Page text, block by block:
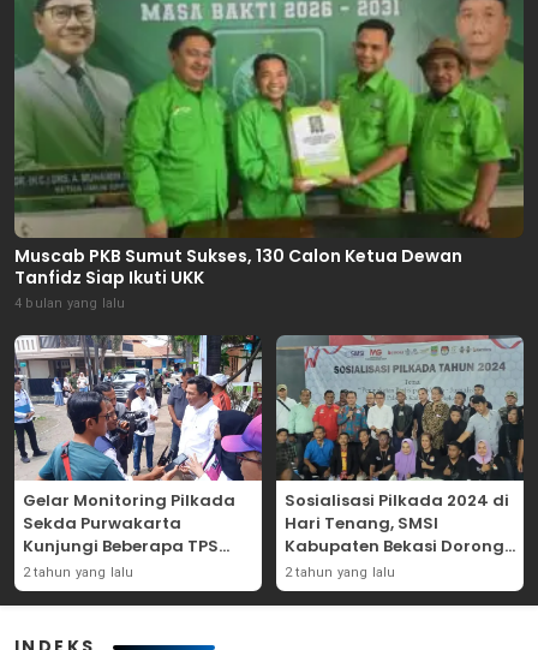
Muscab PKB Sumut Sukses, 130 Calon Ketua Dewan
Tanfidz Siap Ikuti UKK
4 bulan yang lalu
Gelar Monitoring Pilkada
Sekda Purwakarta
Kunjungi Beberapa TPS
Yang Ada Di Purwakarta
2 tahun yang lalu
Sosialisasi Pilkada 2024 di
Hari Tenang, SMSI
Kabupaten Bekasi Dorong
Angka Partisipasi
Masyarakat
2 tahun yang lalu